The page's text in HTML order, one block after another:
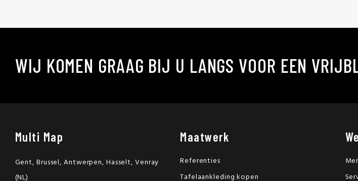
WIJ KOMEN GRAAG BIJ U LANGS VOOR EEN
Multi Map
Gent, Brussel, Antwerpen, Hasselt, Venray
(NL)
Maatwerk
Referenties
Tafelaankleding kopen